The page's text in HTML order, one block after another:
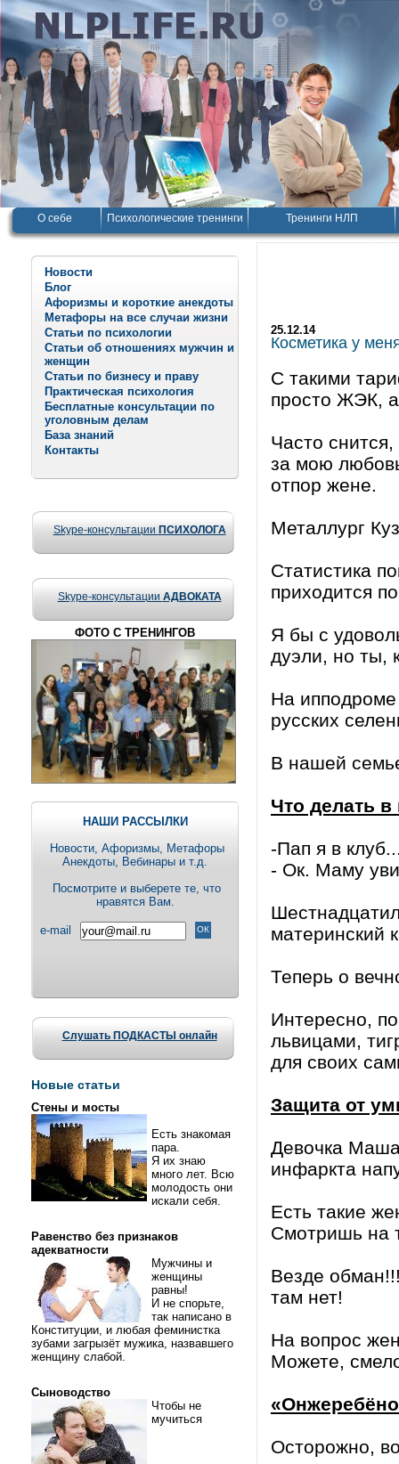
О себе Психологические тренинги Тренинги НЛП
Новости
Блог
Афоризмы и короткие анекдоты
Метафоры на все случаи жизни
Статьи по психологии
Статьи об отношениях мужчин и
женщин
Статьи по бизнесу и праву
Практическая психология
Бесплатные консультации по
уголовным делам
База знаний
Контакты
Skype-консультации ПСИХОЛОГА
Skype-консультации АДВОКАТА
ФОТО С ТРЕНИНГОВ
НАШИ РАССЫЛКИ
Новости, Aфоризмы, Метафоры
Анекдоты, Вебинары и т.д.
Посмотрите и выберете те, что
нравятся Вам.
e-mail
Слушать ПОДКАСТЫ онлайн
Новые статьи
Стены и мосты
Есть знакомая
пара.
Я их знаю
много лет. Всю
молодость они
искали себя.
Равенство без признаков
адекватности
Мужчины и
женщины
равны!
И не спорьте,
так написано в
Конституции, и любая феминистка
зубами загрызёт мужика, назвавшего
женщину слабой.
Сыноводство
Чтобы не
мучиться
25.12.14
Косметика у
С такими
просто ЖЭК,
Часто
за мою
отпор жене.
Металлург
Статистика
приходится
Я бы с
дуэли, но ты,
На
русских
В нашей
Что делать в
-Пап я в
- Ок. Маму
материнский
Теперь о
Интересно,
львицами,
для своих
Защита от
Девочка
инфаркта
Есть такие
Смотришь на
Везде
там нет!
На вопрос
Можете,
Осторожно,